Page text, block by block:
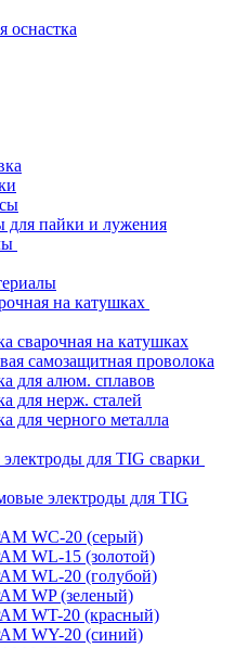
оснастка
пайки и лужения
на катушках
сварочная на катушках
самозащитная проволока
для алюм. сплавов
для нерж. сталей
для черного металла
для TIG сварки
электроды для TIG
WC-20 (серый)
WL-15 (золотой)
WL-20 (голубой)
WP (зеленый)
WT-20 (красный)
WY-20 (синий)